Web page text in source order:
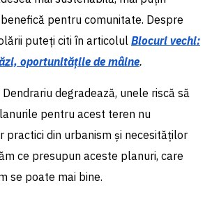
pentru comunitate. Despre
puteți citi în articolul Blocuri vechi:
oportunitățile de mâine.
degradează, unele riscă să
pentru acest teren nu
practici din urbanism și necesităților
ce presupun aceste planuri, care
se poate mai bine.